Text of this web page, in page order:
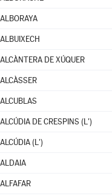
ALBORAYA
ALBUIXECH
ALCÀNTERA DE XÚQUER
ALCÀSSER
ALCUBLAS
ALCÚDIA DE CRESPINS (L')
ALCÚDIA (L')
ALDAIA
ALFAFAR